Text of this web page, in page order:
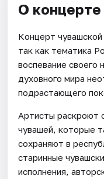
О концерте
Концерт
так как тематика
воспевание своего
духовного мира
подрастающего
Артисты раскроют
чувашей, которые
сохраняют в
старинные
исполнения,